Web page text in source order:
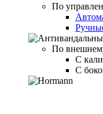
По
По
С
С